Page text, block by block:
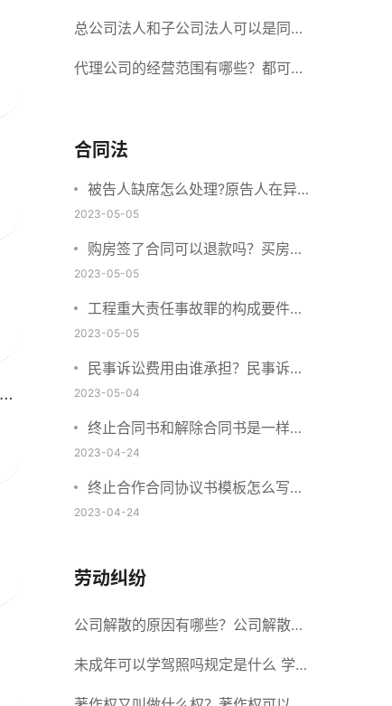
限责任公司与有限责任公司的区别
总公司法人和子公司法人可以是同一
个人吗？总公司更名分公司需要更改
代理公司的经营范围有哪些？都可以
合同法
被告人缺席怎么处理?原告人在异
地怎么起诉?
2023-05-05
购房签了合同可以退款吗？买房子
定金不退该找谁？
2023-05-05
工程重大责任事故罪的构成要件是
什么？工程重大安全事故罪的处罚
标准是什么？
2023-05-05
民事诉讼费用由谁承担？民事诉讼
费用收取标准2023
2023-05-04
终止合同书和解除合同书是一样的
吗？提前终止合同算不算违约？
2023-04-24
终止合作合同协议书模板怎么写？
合同违约诉讼流程是怎样的？
2023-04-24
劳动纠纷
公司解散的原因有哪些？公司解散的
一般原因是什么意思？
未成年可以学驾照吗规定是什么 学